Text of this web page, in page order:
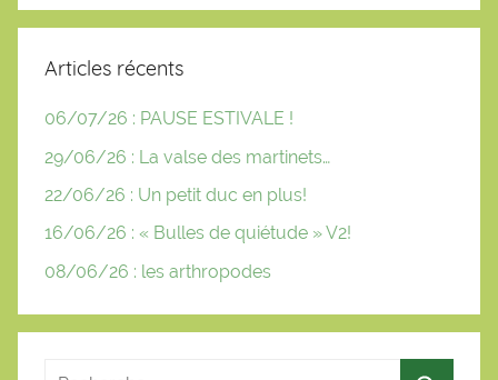
Articles récents
06/07/26 : PAUSE ESTIVALE !
29/06/26 : La valse des martinets…
22/06/26 : Un petit duc en plus!
16/06/26 : « Bulles de quiétude » V2!
08/06/26 : les arthropodes